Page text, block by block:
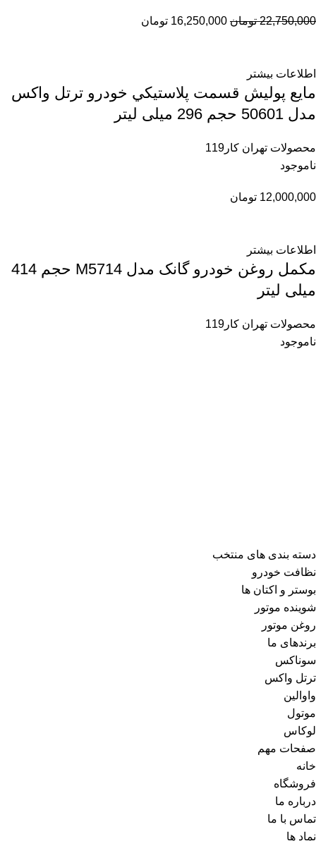
22,750,000 تومان 16,250,000 تومان
اطلاعات بیشتر
مايع پوليش قسمت پلاستيكي خودرو ترتل واكس
مدل 50601 حجم 296 ميلی لیتر
محصولات تهران کار119
ناموجود
12,000,000 تومان
اطلاعات بیشتر
مکمل روغن خودرو گانک مدل M5714 حجم 414
میلی لیتر
محصولات تهران کار119
ناموجود
دسته بندی های منتخب
نظافت خودرو
بوستر و اکتان ها
شوینده موتور
روغن موتور
برندهای ما
سوناکس
ترتل واکس
واوالین
موتول
لوکاس
صفحات مهم
خانه
فروشگاه
درباره ما
تماس با ما
نماد ها